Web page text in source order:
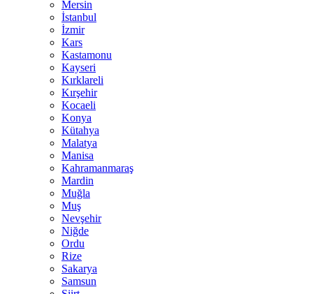
Mersin
İstanbul
İzmir
Kars
Kastamonu
Kayseri
Kırklareli
Kırşehir
Kocaeli
Konya
Kütahya
Malatya
Manisa
Kahramanmaraş
Mardin
Muğla
Muş
Nevşehir
Niğde
Ordu
Rize
Sakarya
Samsun